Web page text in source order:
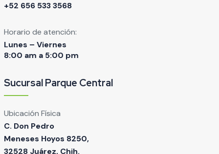
+52 656 533 3568
Horario de atención:
Lunes – Viernes
8:00 am a 5:00 pm
Sucursal Parque Central
Ubicación Física
C. Don Pedro
Meneses Hoyos 8250,
32528 Juárez, Chih.